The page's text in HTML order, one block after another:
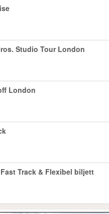
Studio Tour London
London
Track & Flexibel biljett